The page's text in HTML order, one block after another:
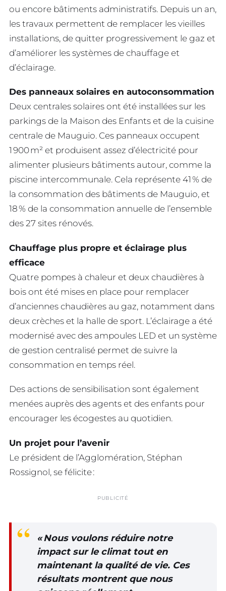
ou encore bâtiments administratifs. Depuis un an,
les travaux permettent de remplacer les vieilles
installations, de quitter progressivement le gaz et
d’améliorer les systèmes de chauffage et
d’éclairage.
Des panneaux solaires en autoconsommation
Deux centrales solaires ont été installées sur les
parkings de la Maison des Enfants et de la cuisine
centrale de Mauguio. Ces panneaux occupent
1 900 m² et produisent assez d’électricité pour
alimenter plusieurs bâtiments autour, comme la
piscine intercommunale. Cela représente 41 % de
la consommation des bâtiments de Mauguio, et
18 % de la consommation annuelle de l’ensemble
des 27 sites rénovés.
Chauffage plus propre et éclairage plus
efficace
Quatre pompes à chaleur et deux chaudières à
bois ont été mises en place pour remplacer
d’anciennes chaudières au gaz, notamment dans
deux crèches et la halle de sport. L’éclairage a été
modernisé avec des ampoules LED et un système
de gestion centralisé permet de suivre la
consommation en temps réel.
Des actions de sensibilisation sont également
menées auprès des agents et des enfants pour
encourager les écogestes au quotidien.
Un projet pour l’avenir
Le président de l’Agglomération, Stéphan
Rossignol, se félicite :
PUBLICITÉ
«Nous voulons réduire notre
impact sur le climat tout en
maintenant la qualité de vie. Ces
résultats montrent que nous